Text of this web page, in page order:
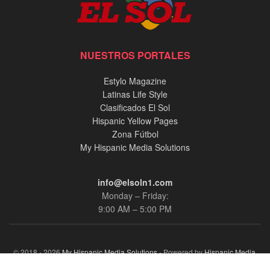
NUESTROS PORTALES
Estylo Magazine
Latinas Life Style
Clasificados El Sol
Hispanic Yellow Pages
Zona Fútbol
My Hispanic Media Solutions
info@elsoln1.com
Monday – Friday:
9:00 AM – 5:00 PM
© 2018 - 2026My Hispanic Media Solutions- Powered byHispanic Media,